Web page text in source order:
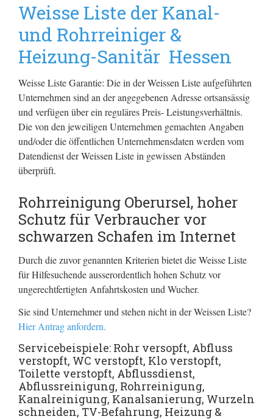
Weisse Liste der Kanal-
und Rohrreiniger &
Heizung-Sanitär Hessen
Weisse Liste Garantie: Die in der Weissen Liste aufgeführten
Unternehmen sind an der angegebenen Adresse ortsansässig
und verfügen über ein reguläres Preis- Leistungsverhältnis.
Die von den jeweiligen Unternehmen gemachten Angaben
und/oder die öffentlichen Unternehmensdaten werden vom
Datendienst der Weissen Liste in gewissen Abständen
überprüft.
Rohrreinigung Oberursel, hoher
Schutz für Verbraucher vor
schwarzen Schafen im Internet
Durch die zuvor genannten Kriterien bietet die Weisse Liste
für Hilfesuchende ausserordentlich hohen Schutz vor
ungerechtfertigten Anfahrtskosten und Wucher.
Sie sind Unternehmer und stehen nicht in der Weissen Liste?
Hier Antrag anfordern.
Servicebeispiele: Rohr versopft, Abfluss
verstopft, WC verstopft, Klo verstopft,
Toilette verstopft, Abflussdienst,
Abflussreinigung, Rohrreinigung,
Kanalreinigung, Kanalsanierung, Wurzeln
schneiden, TV-Befahrung, Heizung &